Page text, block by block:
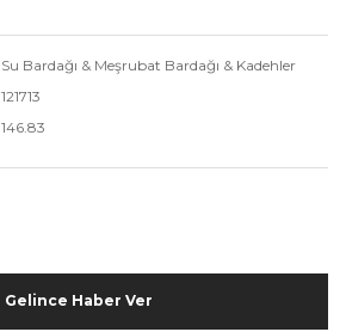
Su Bardağı & Meşrubat Bardağı & Kadehler
121713
146.83
Gelince Haber Ver